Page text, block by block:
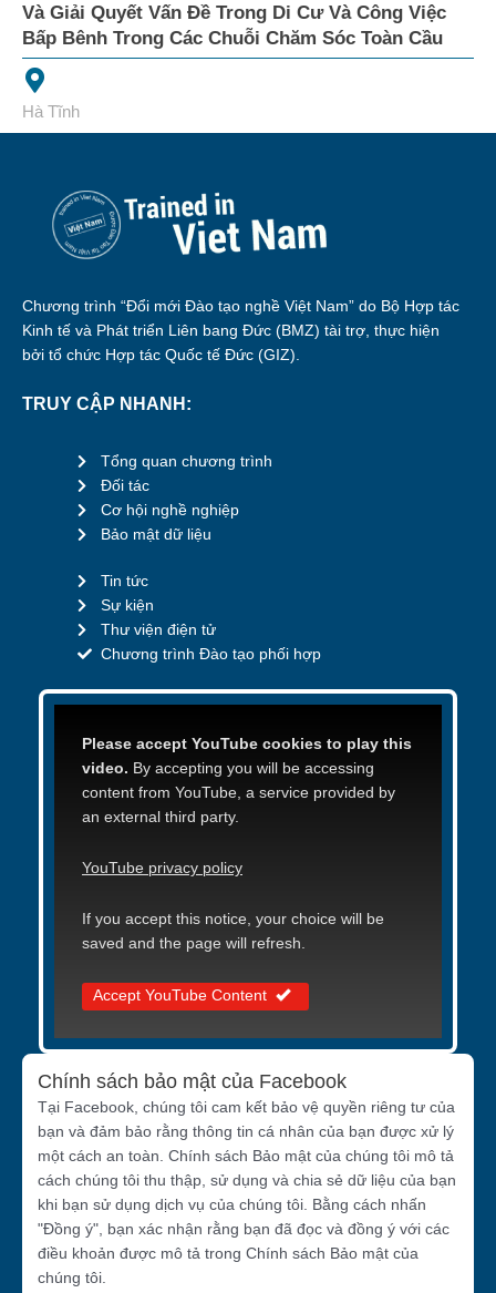
Và Giải Quyết Vấn Đề Trong Di Cư Và Công Việc
Bấp Bênh Trong Các Chuỗi Chăm Sóc Toàn Cầu
Hà Tĩnh
Chương trình “Đổi mới Đào tạo nghề Việt Nam” do Bộ Hợp tác
Kinh tế và Phát triển Liên bang Đức (BMZ) tài trợ, thực hiện
bởi tổ chức Hợp tác Quốc tế Đức (GIZ).
TRUY CẬP NHANH:
Tổng quan chương trình
Đối tác
Cơ hội nghề nghiệp
Bảo mật dữ liệu
Tin tức
Sự kiện
Thư viện điện tử
Chương trình Đào tạo phối hợp
Please accept YouTube cookies to play this
video. By accepting you will be accessing
content from YouTube, a service provided by
an external third party.
YouTube privacy policy
If you accept this notice, your choice will be
saved and the page will refresh.
Accept YouTube Content
Chính sách bảo mật của Facebook
Tại Facebook, chúng tôi cam kết bảo vệ quyền riêng tư của
bạn và đảm bảo rằng thông tin cá nhân của bạn được xử lý
một cách an toàn. Chính sách Bảo mật của chúng tôi mô tả
cách chúng tôi thu thập, sử dụng và chia sẻ dữ liệu của bạn
khi bạn sử dụng dịch vụ của chúng tôi. Bằng cách nhấn
"Đồng ý", bạn xác nhận rằng bạn đã đọc và đồng ý với các
điều khoản được mô tả trong Chính sách Bảo mật của
chúng tôi.